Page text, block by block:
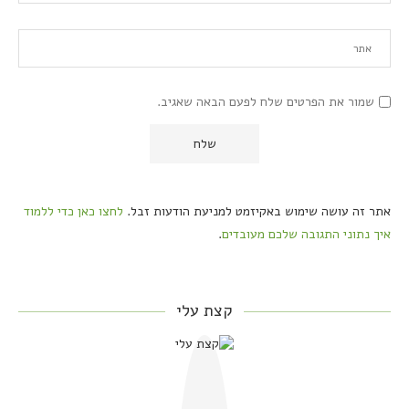
שמור את הפרטים שלח לפעם הבאה שאגיב.
אתר זה עושה שימוש באקיזמט למניעת הודעות זבל. לחצו כאן כדי ללמוד
איך נתוני התגובה שלכם מעובדים.
קצת עלי